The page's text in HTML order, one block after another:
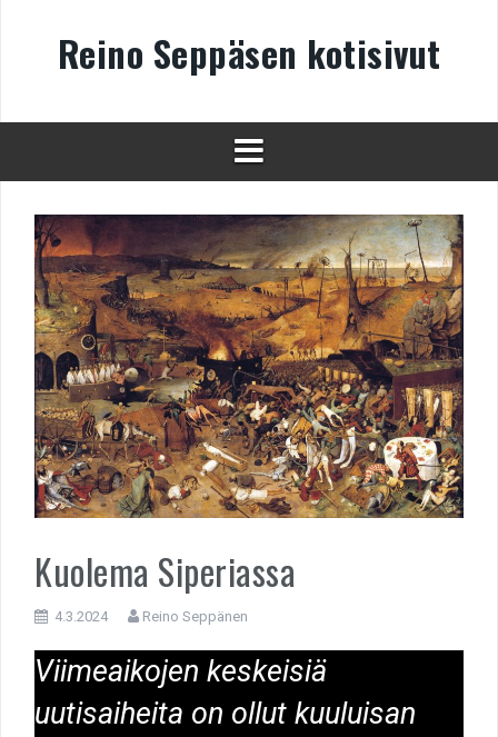
Reino Seppäsen kotisivut
Kuolema Siperiassa
4.3.2024 Reino Seppänen
Viimeaikojen keskeisiä
uutisaiheita on ollut kuuluisan